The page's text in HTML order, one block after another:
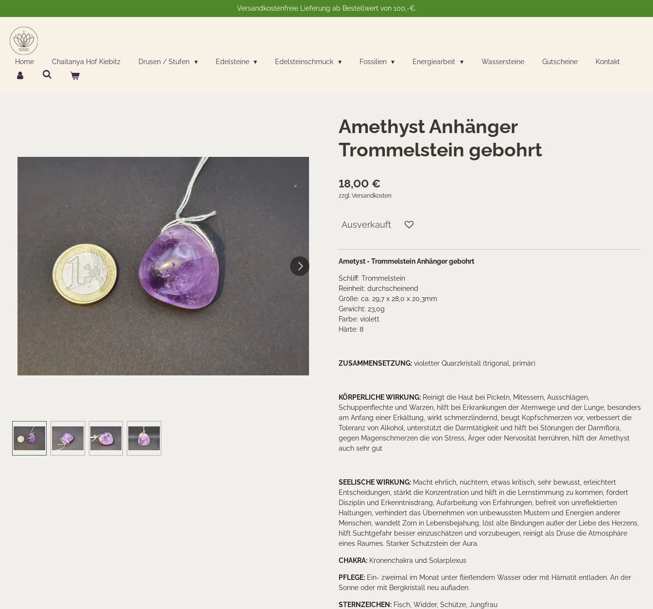
Hauptinhalt
springen
Versandkostenfreie Lieferung ab Bestellwert von 100,-€.
Home Chaitanya Hof Kiebitz Drusen / Stufen Edelsteine Edelsteinschmuck Fossilien Energiearbeit Wassersteine Gutscheine Kontakt
Amethyst Anhänger
Trommelstein gebohrt
18,00 €
zzgl. Versandkosten
Ausverkauft
Ametyst - Trommelstein Anhänger gebohrt
Schliff: Trommelstein
Reinheit: durchscheinend
Größe: ca. 29,7 x 28,0 x 20,3mm
Gewicht: 23,0g
Farbe: violett
Härte: 8
ZUSAMMENSETZUNG: violetter Quarzkristall (trigonal, primär)
KÖRPERLICHE WIRKUNG: Reinigt die Haut bei Pickeln, Mitessern, Ausschlägen,
Schuppenflechte und Warzen, hilft bei Erkrankungen der Atemwege und der Lunge, besonders
am Anfang einer Erkältung, wirkt schmerzlindernd, beugt Kopfschmerzen vor, verbessert die
Toleranz von Alkohol, unterstützt die Darmtätigkeit und hilft bei Störungen der Darmflora,
gegen Magenschmerzen die von Stress, Ärger oder Nervosität herrühren, hilft der Amethyst
auch sehr gut
SEELISCHE WIRKUNG: Macht ehrlich, nüchtern, etwas kritisch, sehr bewusst, erleichtert
Entscheidungen, stärkt die Konzentration und hilft in die Lernstimmung zu kommen, fördert
Disziplin und Erkenntnisdrang, Aufarbeitung von Erfahrungen, befreit von unreflektierten
Haltungen, verhindert das Übernehmen von unbewussten Mustern und Energien anderer
Menschen, wandelt Zorn in Lebensbejahung, löst alte Bindungen außer der Liebe des Herzens,
hilft Suchtgefahr besser einzuschätzen und vorzubeugen, reinigt als Druse die Atmosphäre
eines Raumes. Starker Schutzstein der Aura.
CHAKRA: Kronenchakra und Solarplexus
PFLEGE: Ein- zweimal im Monat unter fließendem Wasser oder mit Hämatit entladen. An der
Sonne oder mit Bergkristall neu aufladen.
STERNZEICHEN : Fisch, Widder, Schütze, Jungfrau